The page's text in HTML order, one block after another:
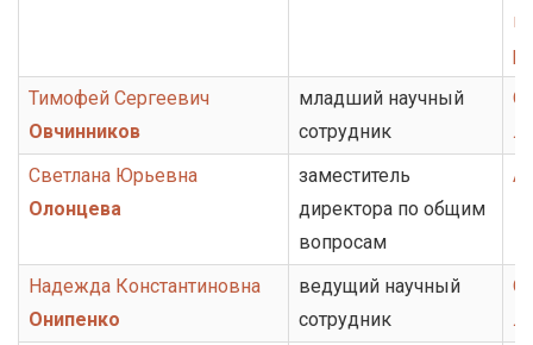
Тимофей Сергеевич
Овчинников
младший научный
сотрудник
Светлана Юрьевна
Олонцева
заместитель
директора по общим
вопросам
Надежда Константиновна
Онипенко
ведущий научный
сотрудник